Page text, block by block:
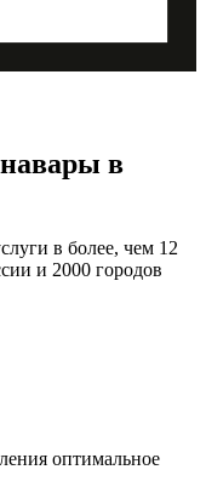
в
в более, чем 12
и 2000 городов
оптимальное